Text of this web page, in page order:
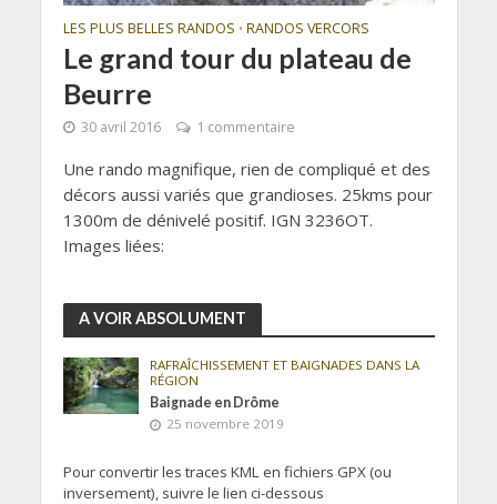
LES PLUS BELLES RANDOS • RANDOS VERCORS
Le grand tour du plateau de
Beurre
30 avril 2016 1 commentaire
Une rando magnifique, rien de compliqué et des
décors aussi variés que grandioses. 25kms pour
1300m de dénivelé positif. IGN 3236OT.
Images liées:
A VOIR ABSOLUMENT
RAFRAÎCHISSEMENT ET BAIGNADES DANS LA
RÉGION
Baignade en Drôme
25 novembre 2019
Pour convertir les traces KML en fichiers GPX (ou
inversement), suivre le lien ci-dessous